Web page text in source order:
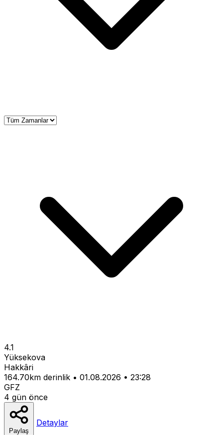
4.1
Yüksekova
Hakkâri
164.70km derinlik • 01.08.2026 • 23:28
GFZ
4 gün önce
Paylaş
Detaylar